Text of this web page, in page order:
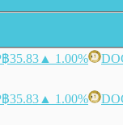
฿35.83 ▲ 1.00%
฿35.83 ▲ 1.00%